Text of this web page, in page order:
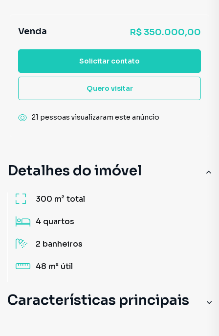
Detalhes do imóvel
300 m²total
4 quartos
2 banheiros
48 m² útil
Características principais
Venda R$ 350.000,00
Solicitar contato
Quero visitar
21 pessoas visualizaram este anúncio